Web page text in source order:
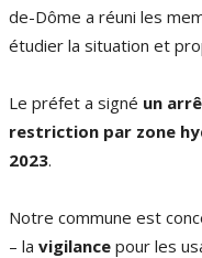
de-Dôme a réuni les
étudier la situation et
Le préfet a signé un
restriction par zone
2023.
Notre commune est
– la vigilance pour les